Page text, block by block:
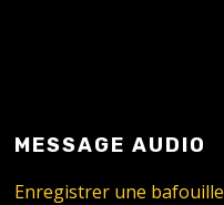
MESSAGE AUDIO
Enregistrer une bafouille